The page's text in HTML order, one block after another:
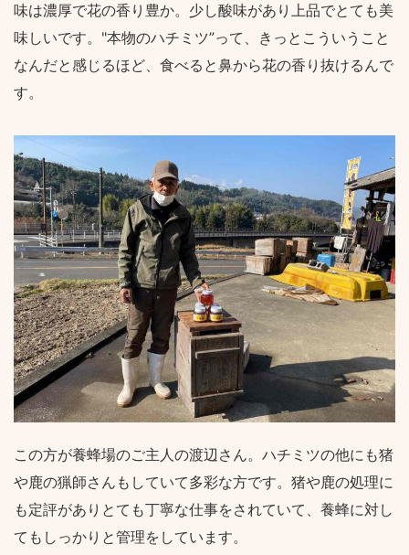
味は濃厚で花の香り豊か。少し酸味があり上品でとても美
味しいです。"本物のハチミツ”って、きっとこういうこと
なんだと感じるほど、食べると鼻から花の香り抜けるんで
す。
この方が養蜂場のご主人の渡辺さん。ハチミツの他にも猪
や鹿の猟師さんもしていて多彩な方です。猪や鹿の処理に
も定評がありとても丁寧な仕事をされていて、養蜂に対し
てもしっかりと管理をしています。